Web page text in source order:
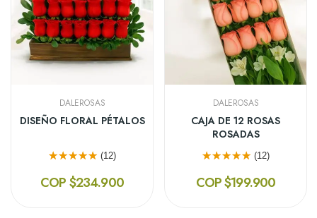
DALEROSAS
DISEÑO FLORAL PÉTALOS
(12)
COP $234.900
DALEROSAS
CAJA DE 12 ROSAS
ROSADAS
(12)
COP $199.900